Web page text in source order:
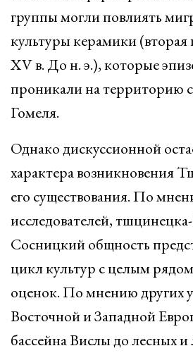
группы могли повлиять
культуры керамики
XV в. До н. э.), которые
проникали на территорию
Гомеля.
Однако дискуссионной
характера возникновения
его существования. По
исследователей,
Сосницкий общность
цикл культур с целым
оценок. По мнению других
Восточной и Западной
бассейна Вислы до лесных и